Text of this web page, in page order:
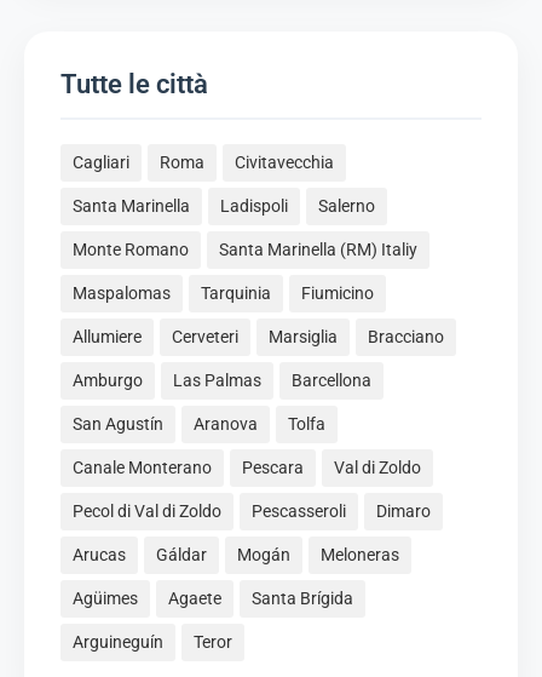
Tutte le città
Cagliari Roma Civitavecchia
Santa Marinella Ladispoli Salerno
Monte Romano Santa Marinella (RM) Italiy
Maspalomas Tarquinia Fiumicino
Allumiere Cerveteri Marsiglia Bracciano
Amburgo Las Palmas Barcellona
San Agustín Aranova Tolfa
Canale Monterano Pescara Val di Zoldo
Pecol di Val di Zoldo Pescasseroli Dimaro
Arucas Gáldar Mogán Meloneras
Agüimes Agaete Santa Brígida
Arguineguín Teror